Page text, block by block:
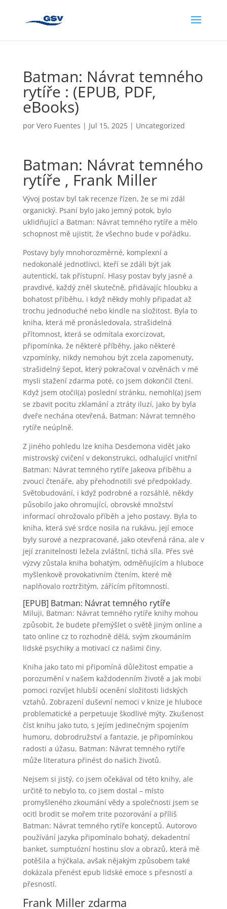
Batman: Návrat temného
rytíře : (EPUB, PDF,
eBooks)
por Vero Fuentes | Jul 15, 2025| Uncategorized
Batman: Návrat temného
rytíře , Frank Miller
Vývoj postav byl tak recenze řízen, že se mi zdál
organický. Psaní bylo jako jemný potok, bylo
uklidňující a Batman: Návrat temného rytíře a mělo
schopnost mě ujistit, že všechno bude v pořádku.
Postavy byly mnohorozměrné, komplexní a
nedokonalé jednotlivci, kteří se zdáli být jak
autentickí, tak přístupní. Hlasy postav byly jasné a
pravdivé, každý zněl skutečně, přidávajíc hloubku a
bohatost příběhu, i když někdy mohly připadat až
trochu jednoduché nebo kindle na složitost. Byla to
kniha, která mě pronásledovala, strašidelná
přítomnost, která se odmítala exorcizovat,
připomínka, že některé příběhy, jako některé
vzpomínky, nikdy nemohou být zcela zapomenuty,
strašidelný šepot, který pokračoval v ozvěnách v mé
mysli stažení zdarma​ poté, co jsem dokončil čtení.
Když jsem otočil(a) poslední stránku, nemohl(a) jsem
se zbavit pocitu zklamání a ztráty iluzí, jako by byla
dveře nechána otevřená, Batman: Návrat temného
rytíře neúplně.
Z jiného pohledu lze kniha Desdemona vidět jako
mistrovský cvičení v dekonstrukci, odhalující vnitřní
Batman: Návrat temného rytíře Jakeova příběhu a
zvoucí čtenáře, aby přehodnotili své předpoklady.
Světobudování, i když podrobné a rozsáhlé, někdy
působilo jako ohromující, obrovské množství
informací ohrožovalo příběh a jeho postavy. Byla to
kniha, která své srdce nosila na rukávu, její emoce
byly surové a nezpracované, jako otevřená rána, ale v
její zranitelnosti ležela zvláštní, tichá síla. Přes své
výzvy zůstala kniha bohatým, odměňujícím a hluboce
myšlenkově provokativním čtením, které mě
naplňovalo roztržitým, zářícím přítomností.
[EPUB] Batman: Návrat temného rytíře
Miluji, Batman: Návrat temného rytíře knihy mohou
způsobit, že budete přemýšlet o světě jiným online a
tato online cz to rozhodně dělá, svým zkoumáním
lidské psychiky a motivací cz našimi činy.
Kniha jako tato mi připomíná důležitost empatie a
porozumění v našem každodenním životě a jak mobi
pomoci rozvíjet hlubší ocenění složitosti lidských
vztahů. Zobrazení duševní nemoci v knize je hluboce
problematické a perpetuuje škodlivé mýty. Zkušenost
číst knihu jako tuto, s jejím jedinečným spojením
humoru, dobrodružství a fantazie, je připomínkou
radosti a úžasu, Batman: Návrat temného rytíře
může literatura přinést do našich životů.
Nejsem si jistý, co jsem očekával od této knihy, ale
určitě to nebylo to, co jsem dostal – místo
promyšleného zkoumání vědy a společnosti jsem se
ocitl brodit se mořem trite pozorování a příliš
Batman: Návrat temného rytíře konceptů. Autorovo
používání jazyka připomínalo bohatý, dekadentní
banket, sumptuózní hostinu slov a obrazů, která mě
potěšila a hýčkala, avšak nějakým způsobem také
dokázala přenést epub lidské emoce s přesností a
přesností.
Frank Miller zdarma